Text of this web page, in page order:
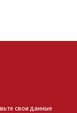
свои данные